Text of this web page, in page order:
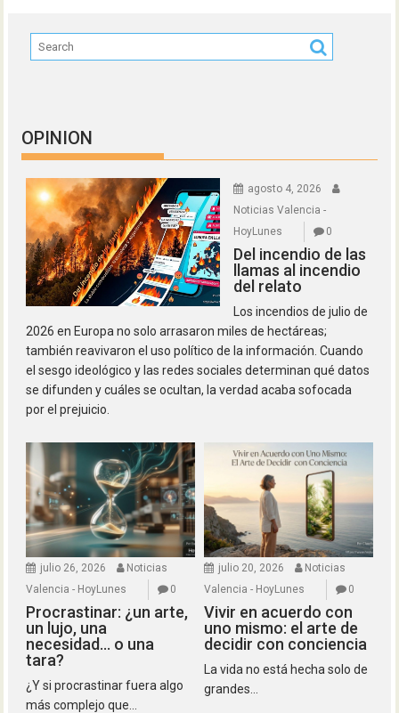
OPINION
agosto 4, 2026
Noticias Valencia -
HoyLunes
0
Del incendio de las
llamas al incendio
del relato
Los incendios de julio de
2026 en Europa no solo arrasaron miles de hectáreas;
también reavivaron el uso político de la información. Cuando
el sesgo ideológico y las redes sociales determinan qué datos
se difunden y cuáles se ocultan, la verdad acaba sofocada
por el prejuicio.
julio 26, 2026
Noticias
Valencia - HoyLunes
0
Procrastinar: ¿un arte,
un lujo, una
necesidad… o una
tara?
¿Y si procrastinar fuera algo
más complejo que...
julio 20, 2026
Noticias
Valencia - HoyLunes
0
Vivir en acuerdo con
uno mismo: el arte de
decidir con conciencia
La vida no está hecha solo de
grandes...